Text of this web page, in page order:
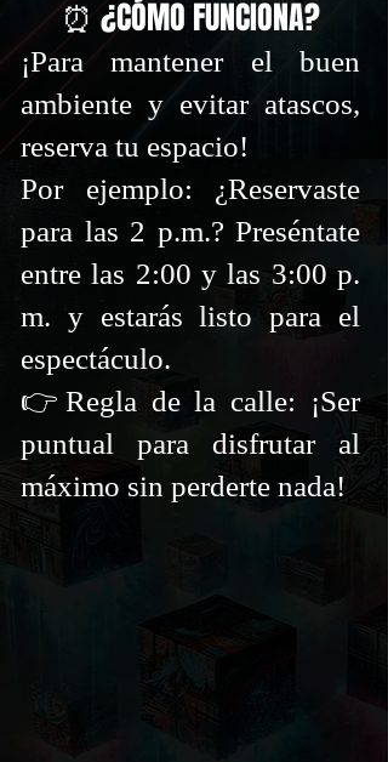
⏰ ¿CÓMO FUNCIONA?
¡Para mantener el buen
ambiente y evitar atascos,
reserva tu espacio!
Por ejemplo: ¿Reservaste
para las 2 p.m.? Preséntate
entre las 2:00 y las 3:00 p.
m. y estarás listo para el
espectáculo.
👉Regla de la calle: ¡Ser
puntual para disfrutar al
máximo sin perderte nada!